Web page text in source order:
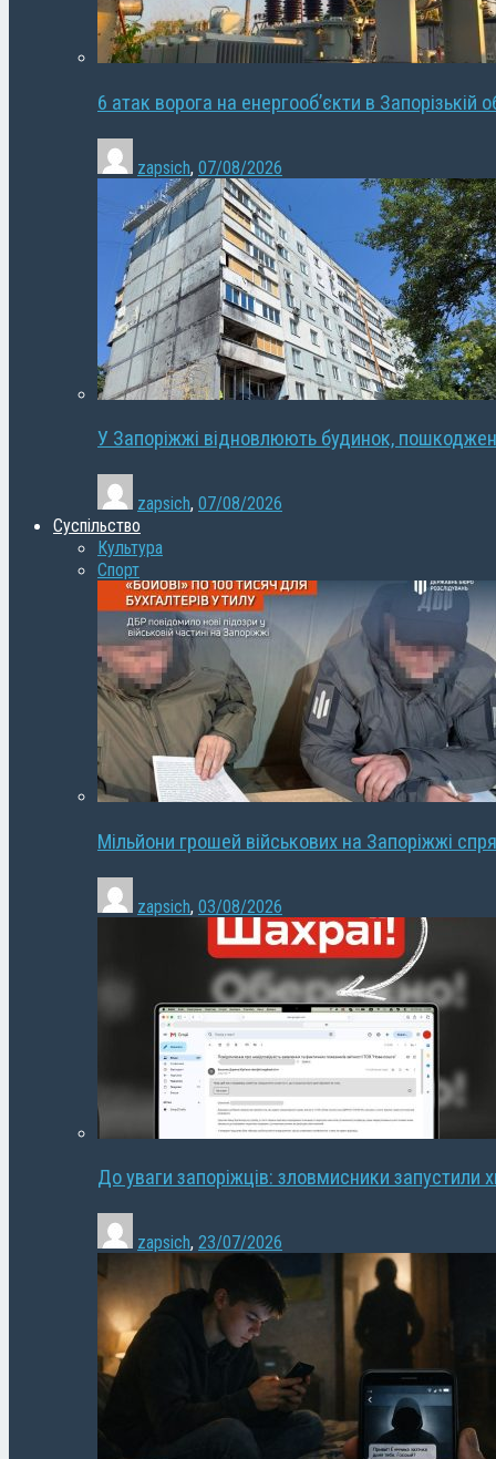
6 атак ворога на енергооб’єкти в Запорізькій
zapsich, 07/08/2026
У Запоріжжі відновлюють будинок,
zapsich, 07/08/2026
Суспільство
Культура
Спорт
Мільйони грошей військових на Запоріжжі
zapsich, 03/08/2026
До уваги запоріжців: зловмисники запустили
zapsich, 23/07/2026